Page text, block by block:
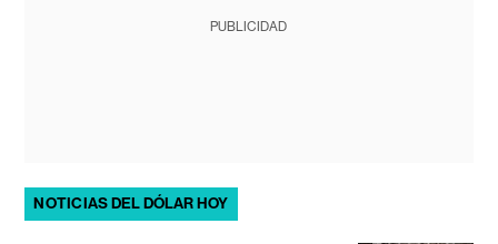
PUBLICIDAD
NOTICIAS DEL DÓLAR HOY